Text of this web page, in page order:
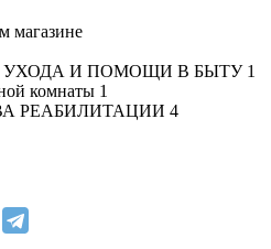
магазине
И ПОМОЩИ В БЫТУ 1
комнаты 1
РЕАБИЛИТАЦИИ 4